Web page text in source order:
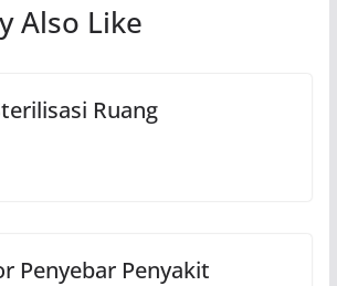
Also Like
Ruang
Penyebar Penyakit